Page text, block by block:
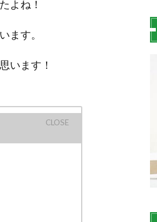
よね！
ます。
います！